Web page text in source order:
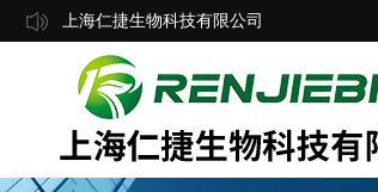
上海仁捷生物科技有限公司